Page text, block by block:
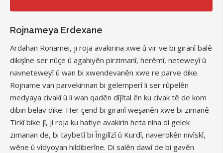
Rojnameya Erdexane
Ardahan Ronamei, ji roja avakirina xwe û vir ve bi giranî balê
dikişîne ser nûçe û agahiyên pirzimanî, herêmî, neteweyî û
navneteweyî û wan bi xwendevanên xwe re parve dike.
Rojname van parvekirinan bi gelemperî li ser rûpelên
medyaya civakî û li wan qadên dîjîtal ên ku civak tê de kom
dibin belav dike. Her çend bi giranî weşanên xwe bi zimanê
Tirkî bike jî, ji roja ku hatiye avakirin heta niha di gelek
zimanan de, bi taybetî bi Îngilîzî û Kurdî, naverokên nivîskî,
wêne û vîdyoyan hildiberîne. Di salên dawî de bi gavên